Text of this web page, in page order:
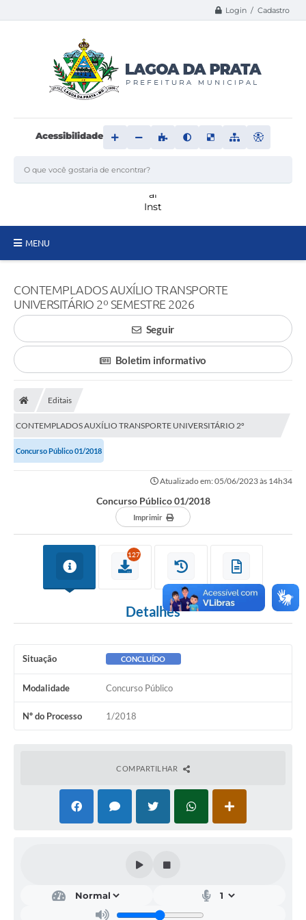
Login / Cadastro
Acessibilidade
MENU
Transparência
Carta de Serviços
Editais
Livro Eletrônico
Administração
A Nossa Cidade
Sala Mineira do Empreendedor
PAD
MROSC - Parcerias
Termos de Uso & Política de Privacidade
CONTEMPLADOS AUXÍLIO TRANSPORTE
UNIVERSITÁRIO 2º SEMESTRE 2026
Seguir
Boletim informativo
Editais
CONTEMPLADOS AUXÍLIO TRANSPORTE UNIVERSITÁRIO 2º
SEMESTRE 2026
Concurso Público 01/2018
Atualizado em: 05/06/2023 às 14h34
Concurso Público 01/2018
Imprimir
127
Detalhes
Situação CONCLUÍDO
Modalidade Concurso Público
Nº do Processo 1/2018
COMPARTILHAR